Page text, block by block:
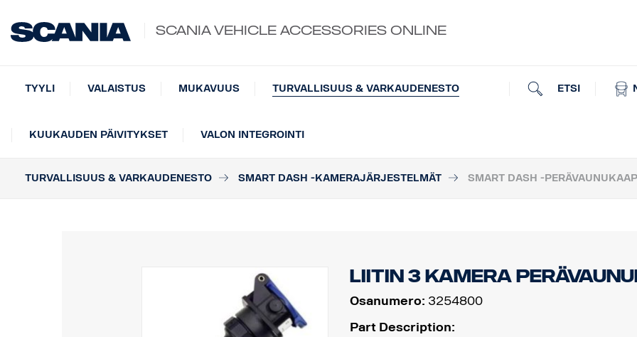
SCANIA VEHICLE ACCESSORIES ONLINE
ETSI
TYYLI VALAISTUS MUKAVUUS TURVALLISUUS & VARKAUDENESTO
KUUKAUDEN PÄIVITYKSET VALON INTEGROINTI
TURVALLISUUS & VARKAUDENESTO SMART DASH -KAMERAJÄRJESTELMÄT SMART DASH -
Liitin 3 kamera
Osanumero: 3254800
Part Description: